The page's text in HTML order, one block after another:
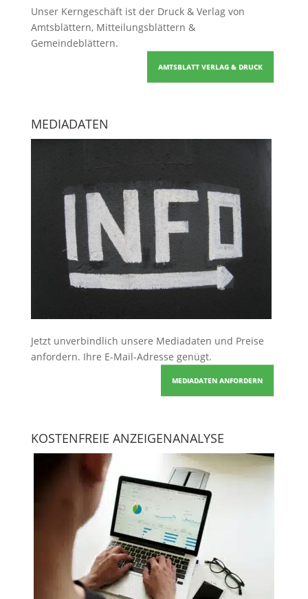
Unser Kerngeschäft ist der Druck & Verlag von
Amtsblättern, Mitteilungsblättern &
Gemeindeblättern.
AMTSBLATT VERLAG & DRUCK
MEDIADATEN
Jetzt unverbindlich unsere Mediadaten und Preise
anfordern. Ihre E-Mail-Adresse genügt.
MEDIADATEN ANFORDERN
KOSTENFREIE ANZEIGENANALYSE